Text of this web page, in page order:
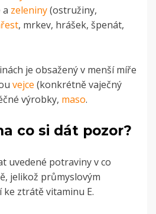
a zeleniny(ostružiny,
, mrkev, hrášek, špenát,
je obsažený v menší míře
vejce (konkrétně vaječný
výrobky, maso.
co si dát pozor?
uvedené potraviny v co
jelikož průmyslovým
ke ztrátě vitaminu E.